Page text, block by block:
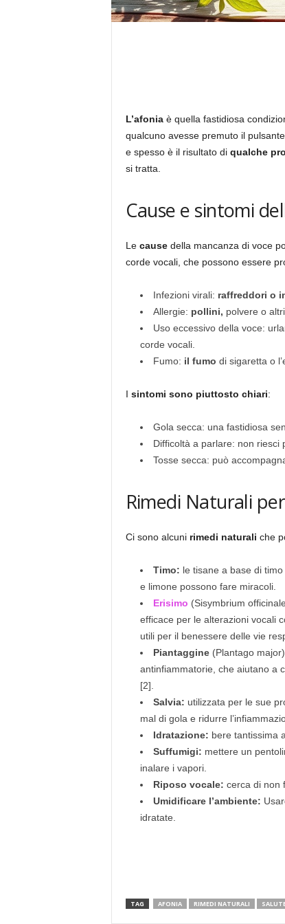
L’afoniaè quella fastidiosa
qualcuno avesse premuto il
e spesso è il risultato di qualche
si tratta.
Cause e sintomi
Le cause della mancanza di voce
corde vocali, che possono essere
Infezioni virali: raffreddori o
Allergie: pollini, polvere o
Uso eccessivo della voce:
corde vocali.
Fumo: il fumo di sigaretta o
I sintomi sono piuttosto chiari:
Gola secca: una fastidiosa
Difficoltà a parlare: non riesci
Tosse secca: può
Rimedi Naturali
Ci sono alcuni rimedi naturali che
Timo: le tisane a base di
e limone possono fare miracoli.
Erisimo (Sisymbrium
efficace per le alterazioni vocali
utili per il benessere delle vie
Piantaggine(Plantago
antinfiammatorie, che aiutano a
[2].
Salvia: utilizzata per le sue
mal di gola e ridurre
Idratazione: bere tantissima
Suffumigi: mettere un
inalare i vapori.
Riposo vocale: cerca di non
Umidificare l’ambiente:
idratate.
TAG AFONIA RIMEDI NATURALI